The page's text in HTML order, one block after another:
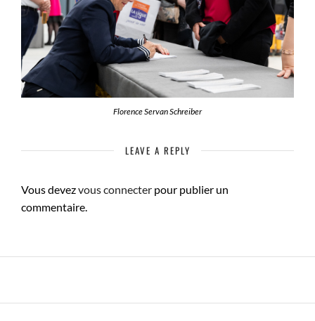
Florence Servan Schreiber
LEAVE A REPLY
Vous devezvous connecter pour publier un
commentaire.